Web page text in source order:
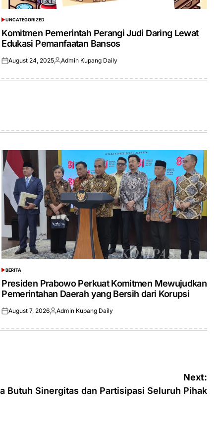
POSTED
IN
UNCATEGORIZED
Komitmen Pemerintah Perangi Judi Daring Lewat
Edukasi Pemanfaatan Bansos
Posted
August 24, 2025Posted
Admin Kupang Daily
POSTED
IN
BERITA
Presiden Prabowo Perkuat Komitmen Mewujudkan
Pemerintahan Daerah yang Bersih dari Korupsi
Posted
August 7, 2026Posted
Admin Kupang Daily
Next:
Butuh Sinergitas dan Partisipasi Seluruh Pihak